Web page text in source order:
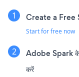
Create a Free
Start for free now
Adobe Spark के
करें